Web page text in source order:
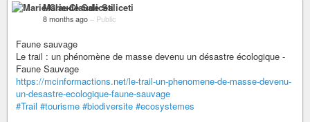
Marie-Claude Saliceti
8 months ago – Public
Faune sauvage
Le trail : un phénomène de masse devenu un désastre écologique -
Faune Sauvage
https://mcinformactions.net/le-trail-un-phenomene-de-masse-devenu-
un-desastre-ecologique-faune-sauvage
#Trail #tourisme #biodiversite #ecosystemes